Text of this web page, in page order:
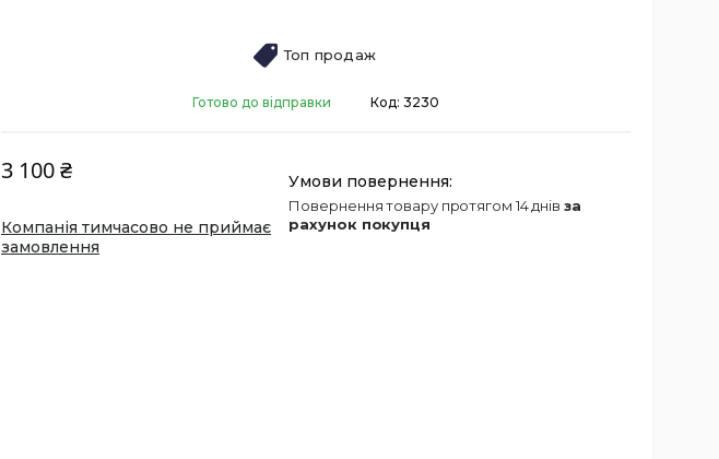
Топ продаж
Готово до відправки Код: 3230
3 100 ₴
Компанія тимчасово не приймає
замовлення
повернення товару протягом 14 днів за
рахунок покупця